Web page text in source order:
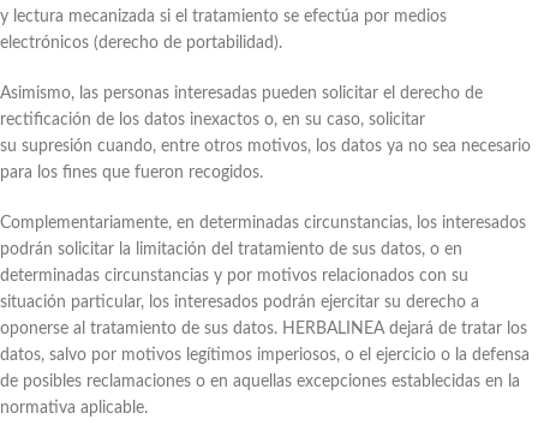
y lectura mecanizada si el tratamiento se efectúa por medios
electrónicos (derecho de portabilidad).
Asimismo, las personas interesadas pueden solicitar el derecho de
rectificación de los datos inexactos o, en su caso, solicitar
su supresión cuando, entre otros motivos, los datos ya no sea necesario
para los fines que fueron recogidos.
Complementariamente, en determinadas circunstancias, los interesados
podrán solicitar la limitación del tratamiento de sus datos, o en
determinadas circunstancias y por motivos relacionados con su
situación particular, los interesados podrán ejercitar su derecho a
oponerse al tratamiento de sus datos. HERBALINEA dejará de tratar los
datos, salvo por motivos legítimos imperiosos, o el ejercicio o la defensa
de posibles reclamaciones o en aquellas excepciones establecidas en la
normativa aplicable.